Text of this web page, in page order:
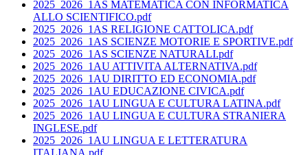
2025_2026_1AS MATEMATICA CON INFORMATICA
ALLO SCIENTIFICO.pdf
2025_2026_1AS RELIGIONE CATTOLICA.pdf
2025_2026_1AS SCIENZE MOTORIE E SPORTIVE.pdf
2025_2026_1AS SCIENZE NATURALI.pdf
2025_2026_1AU ATTIVITA ALTERNATIVA.pdf
2025_2026_1AU DIRITTO ED ECONOMIA.pdf
2025_2026_1AU EDUCAZIONE CIVICA.pdf
2025_2026_1AU LINGUA E CULTURA LATINA.pdf
2025_2026_1AU LINGUA E CULTURA STRANIERA
INGLESE.pdf
2025_2026_1AU LINGUA E LETTERATURA